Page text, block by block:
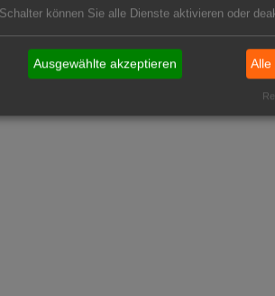
können Sie alle Dienste aktivieren oder
Ausgewählte akzeptieren Alle